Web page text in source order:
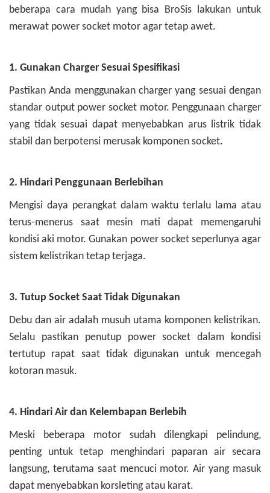
beberapa cara mudah yang bisa BroSis lakukan untuk
merawat power socket motor agar tetap awet.
1. Gunakan Charger Sesuai Spesifikasi
Pastikan Anda menggunakan charger yang sesuai dengan
standar output power socket motor. Penggunaan charger
yang tidak sesuai dapat menyebabkan arus listrik tidak
stabil dan berpotensi merusak komponen socket.
2. Hindari Penggunaan Berlebihan
Mengisi daya perangkat dalam waktu terlalu lama atau
terus-menerus saat mesin mati dapat memengaruhi
kondisi aki motor. Gunakan power socket seperlunya agar
sistem kelistrikan tetap terjaga.
3. Tutup Socket Saat Tidak Digunakan
Debu dan air adalah musuh utama komponen kelistrikan.
Selalu pastikan penutup power socket dalam kondisi
tertutup rapat saat tidak digunakan untuk mencegah
kotoran masuk.
4. Hindari Air dan Kelembapan Berlebih
Meski beberapa motor sudah dilengkapi pelindung,
penting untuk tetap menghindari paparan air secara
langsung, terutama saat mencuci motor. Air yang masuk
dapat menyebabkan korsleting atau karat.